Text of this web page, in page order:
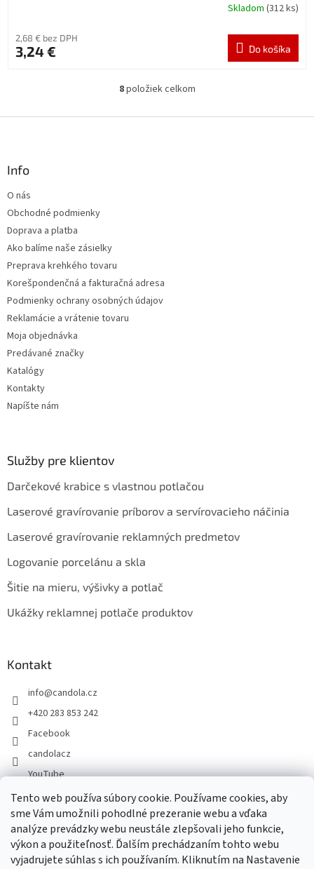
Tento web používa súbory cookie. Používame cookies, aby
sme Vám umožnili pohodlné prezeranie webu a vďaka
analýze prevádzky webu neustále zlepšovali jeho funkcie,
výkon a použiteľnosť. Ďalším prechádzaním tohto webu
vyjadrujete súhlas s ich používaním. Kliknutím na Nastavenie
Skladom (312 ks)
2,68 € bez DPH
3,24 € Do košíka
O
l
v
p
8položiek celkom
Info
O nás
Obchodné podmienky
Doprava a platba
Ako balíme naše zásielky
Preprava krehkého tovaru
Korešpondenčná a fakturačná adresa
Podmienky ochrany osobných údajov
Reklamácie a vrátenie tovaru
Moja objednávka
Predávané značky
Katalógy
Kontakty
Napíšte nám
Služby pre klientov
Darčekové krabice s vlastnou potlačou
Laserové gravírovanie príborov a servírovacieho náčinia
Laserové gravírovanie reklamných predmetov
Logovanie porcelánu a skla
Šitie na mieru, výšivky a potlač
Ukážky reklamnej potlače produktov
Kontakt
info@candola.cz
+420 283 853 242
Facebook
candolacz
YouTube
Prijímame online platby